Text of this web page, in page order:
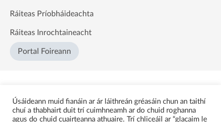
Ráiteas Príobháideachta
Ráiteas Inrochtaineacht
Portal Foireann
Úsáideann muid fianáin ar ár láithreán gréasáin chun an taithí
chuí a thabhairt duit trí cuimhneamh ar do chuid roghanna
agus do chuid cuairteanna athuaire. Trí chliceáil ar “glacaim le